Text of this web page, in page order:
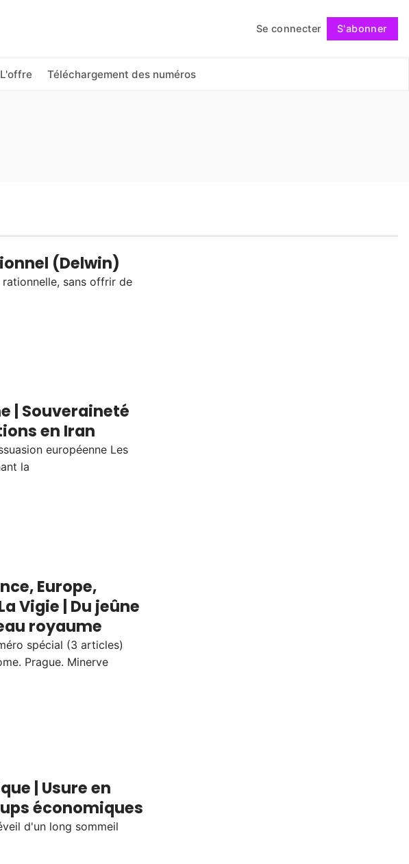
Se connecter S'abonner
L'offre Téléchargement des numéros
Suivre
(Delwin)
sans offrir de
| Souveraineté
en Iran
européenne Les
la
Europe,
Vigie | Du jeûne
royaume
spécial (3 articles)
Prague. Minerve
| Usure en
économiques
d'un long sommeil